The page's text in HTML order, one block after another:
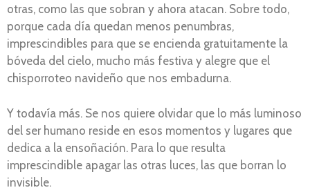
otras, como las que sobran y ahora atacan. Sobre todo,
porque cada día quedan menos penumbras,
imprescindibles para que se encienda gratuitamente la
bóveda del cielo, mucho más festiva y alegre que el
chisporroteo navideño que nos embadurna.
Y todavía más. Se nos quiere olvidar que lo más luminoso
del ser humano reside en esos momentos y lugares que
dedica a la ensoñación. Para lo que resulta
imprescindible apagar las otras luces, las que borran lo
invisible.